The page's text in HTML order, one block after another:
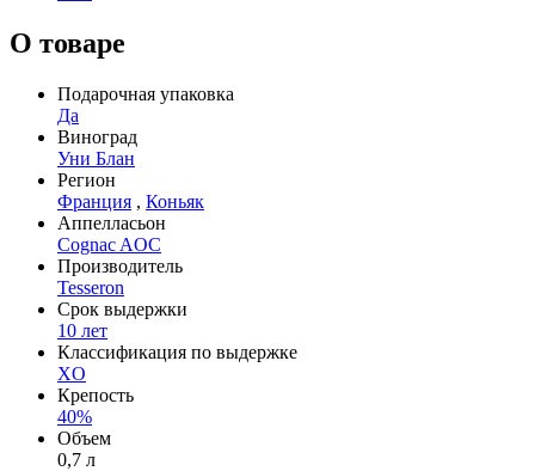
О товаре
Подарочная упаковка
Да
Виноград
Уни Блан
Регион
Франция , Коньяк
Аппелласьон
Cognac AOC
Производитель
Tesseron
Срок выдержки
10 лет
Классификация по выдержке
XO
Крепость
40%
Объем
0,7 л